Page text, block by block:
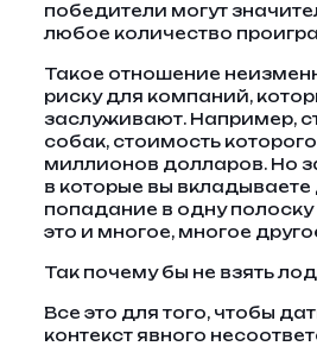
победители могут
любое количество
Такое отношение
риску для компаний,
заслуживают. Например,
собак, стоимость
миллионов долларов. Но
в которые вы вкладываете
попадание в одну
это и многое, многое
Так почему бы не взять
Все это для того, чтобы
контекст явного